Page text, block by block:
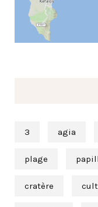
3 agia
plage
cratère